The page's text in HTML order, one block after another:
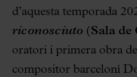
d’aquesta temporada
riconosciuto (Sala de
oratori i primera obra
compositor barceloní